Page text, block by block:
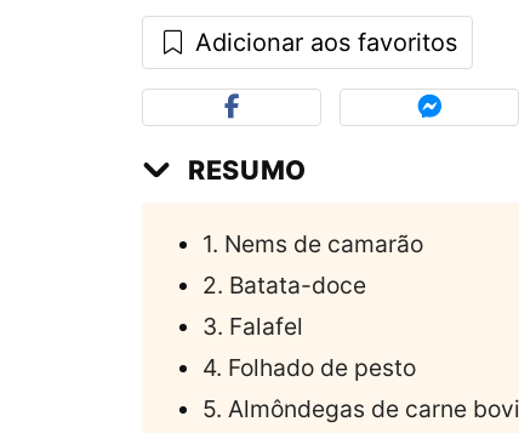
Adicionar aos favoritos
RESUMO
1. Nems de camarão
2. Batata-doce
3. Falafel
4. Folhado de pesto
5. Almôndegas de carne